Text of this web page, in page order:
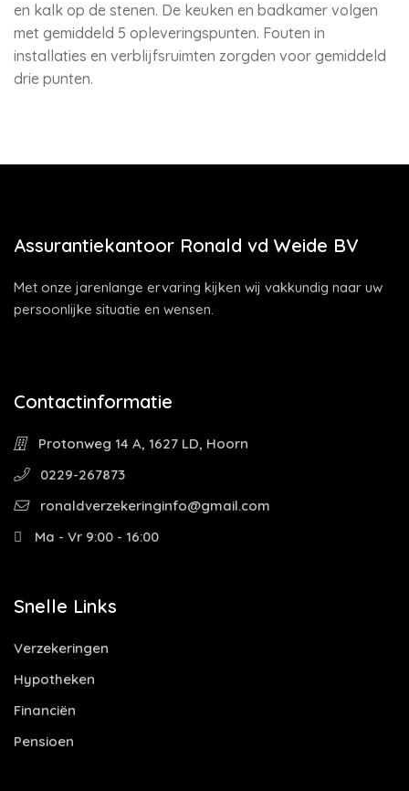
en kalk op de stenen. De keuken en badkamer volgen
met gemiddeld 5 opleveringspunten. Fouten in
installaties en verblijfsruimten zorgden voor gemiddeld
drie punten.
Assurantiekantoor Ronald vd Weide BV
Met onze jarenlange ervaring kijken wij vakkundig naar uw
persoonlijke situatie en wensen.
Contactinformatie
Protonweg 14 A, 1627 LD, Hoorn
0229-267873
ronaldverzekeringinfo@gmail.com
Ma - Vr 9:00 - 16:00
Snelle Links
Verzekeringen
Hypotheken
Financiën
Pensioen